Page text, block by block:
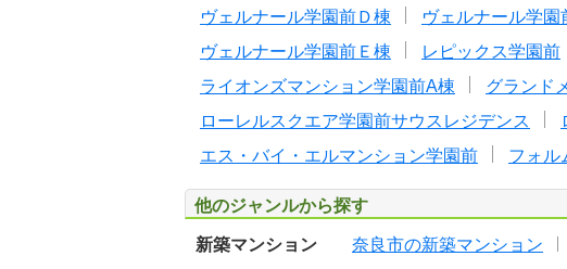
ヴェルナール学園前Ｄ棟
ヴェルナール学園
ヴェルナール学園前Ｅ棟
レピックス学園前
ライオンズマンション学園前A棟
グランド
ローレルスクエア学園前サウスレジデンス
エス・バイ・エルマンション学園前
フォル
他のジャンルから探す
新築マンション 奈良市の新築マンション